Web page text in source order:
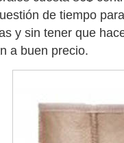
de tiempo
y sin tener que
a buen precio.